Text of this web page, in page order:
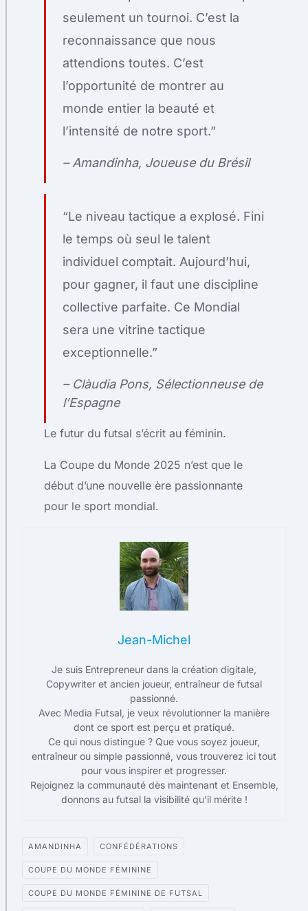
seulement un tournoi. C’est la
reconnaissance que nous
attendions toutes. C’est
l’opportunité de montrer au
monde entier la beauté et
l’intensité de notre sport.”
– Amandinha, Joueuse du Brésil
“Le niveau tactique a explosé. Fini
le temps où seul le talent
individuel comptait. Aujourd’hui,
pour gagner, il faut une discipline
collective parfaite. Ce Mondial
sera une vitrine tactique
exceptionnelle.”
– Clàudia Pons, Sélectionneuse de
l’Espagne
Le futur du futsal s’écrit au féminin.
La Coupe du Monde 2025 n’est que le
début d’une nouvelle ère passionnante
pour le sport mondial.
Jean-Michel
Je suis Entrepreneur dans la création digitale,
Copywriter et ancien joueur, entraîneur de futsal
passionné.
Avec Media Futsal, je veux révolutionner la manière
dont ce sport est perçu et pratiqué.
Ce qui nous distingue ? Que vous soyez joueur,
entraîneur ou simple passionné, vous trouverez ici tout
pour vous inspirer et progresser.
Rejoignez la communauté dès maintenant et Ensemble,
donnons au futsal la visibilité qu’il mérite !
AMANDINHA CONFÉDÉRATIONS
COUPE DU MONDE FÉMININE
COUPE DU MONDE FÉMININE DE FUTSAL